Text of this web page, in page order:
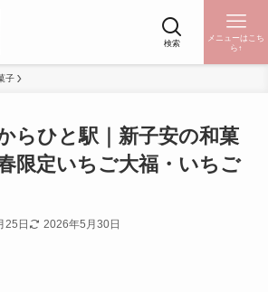
検索
メニューはこち
ら↑
子
らひと駅｜新子安の和菓
限定いちご大福・いちご
25日 2026年5月30日